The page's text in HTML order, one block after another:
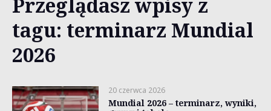
tagu: terminarz Mundial
2026
20 czerwca 2026
Mundial 2026 – terminarz, wyniki,